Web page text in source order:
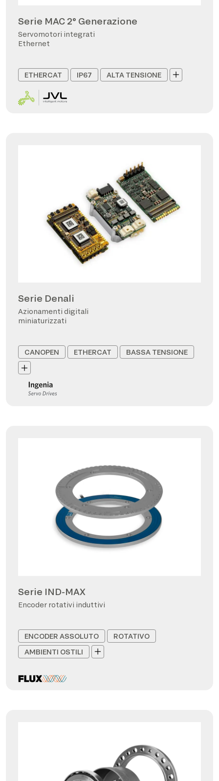
Serie MAC 2° Generazione
Servomotori integrati
Ethernet
ETHERCAT IP67 ALTA TENSIONE
Serie Denali
Azionamenti digitali
miniaturizzati
CANOPEN ETHERCAT BASSA TENSIONE
Serie IND-MAX
Encoder rotativi induttivi
ENCODER ASSOLUTO
ROTATIVO
AMBIENTI OSTILI